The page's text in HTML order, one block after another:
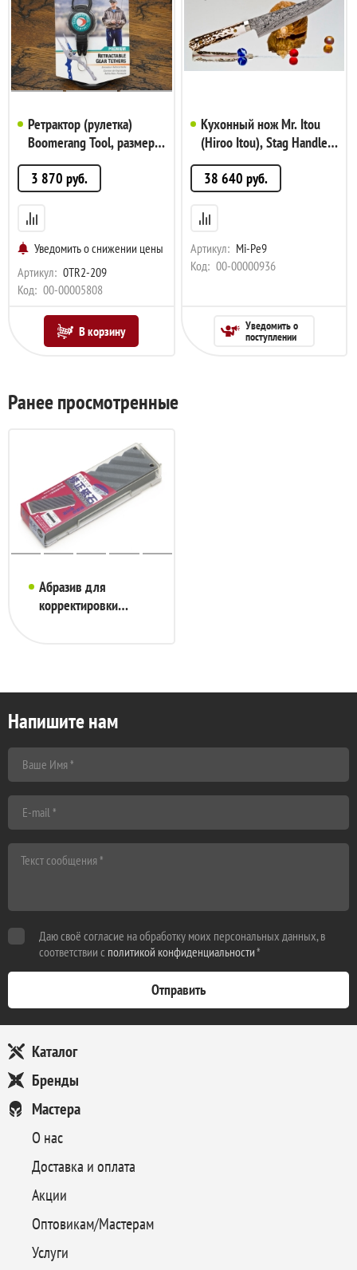
Ретрактор (рулетка)
Boomerang Tool, размер
M, карабин, арт. 0TR2-
209
3 870 руб.
Уведомить о снижении цены
Артикул: 0TR2-209
Код: 00-00005808
В корзину
Кухонный нож Mr. Itou
(Hiroo Itou), Stag Handle
(Рог оленя), R2, Petty
140мм, арт. Mi-Pe9
38 640 руб.
Артикул: Mi-Pe9
Код: 00-00000936
Уведомить о
поступлении
Ранее просмотренные
Абразив для
корректировки
Каталог
Бренды
Мастера
О нас
Доставка и оплата
Акции
Оптовикам/Мастерам
Услуги
Напишите нам
Даю своё согласие на обработку моих персональных данных, в
соответствии с политикой конфиденциальности*